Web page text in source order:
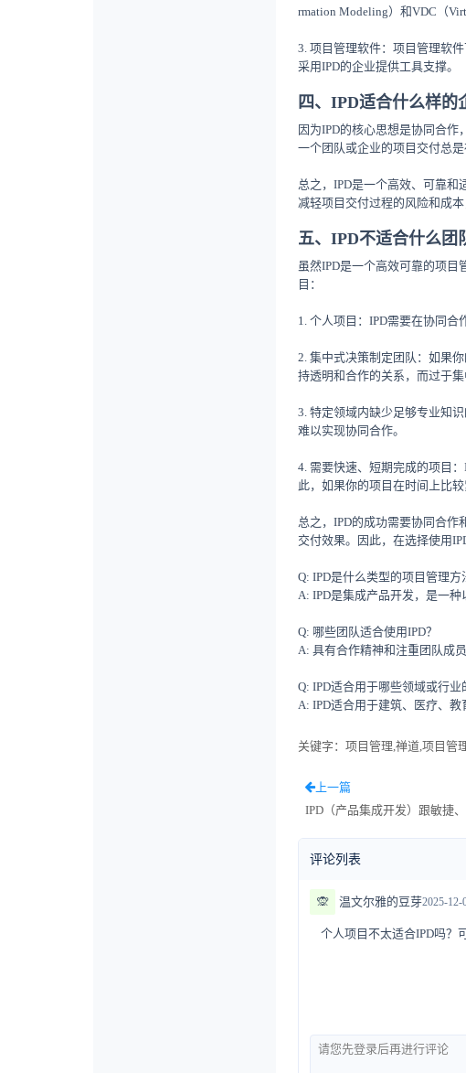
rmation Modeling）和VDC（
3. 项目管理软件：项目管理软
采用IPD的企业提供工具支撑。
四、IPD适合什么样的
因为IPD的核心思想是协同合
一个团队或企业的项目交付总
总之，IPD是一个高效、可靠和
减轻项目交付过程的风险和成
五、IPD不适合什么团
虽然IPD是一个高效可靠的项目
目：
1. 个人项目：IPD需要在协同合
2. 集中式决策制定团队：如果
持透明和合作的关系，而过于
3. 特定领域内缺少足够专业知
难以实现协同合作。
4. 需要快速、短期完成的项目
此，如果你的项目在时间上比
总之，IPD的成功需要协同合作
交付效果。因此，在选择使用
Q: IPD是什么类型的项目管理方
A: IPD是集成产品开发，是一种
Q: 哪些团队适合使用IPD？
A: 具有合作精神和注重团队成
Q: IPD适合用于哪些领域或行业
A: IPD适合用于建筑、医疗、教
关键字 ：项目管理,禅道,项目管
上一篇
IPD（产品集成开发）跟敏捷
评论列表
🙊 温文尔雅的豆芽2025-12-
个人项目不太适合IPD吗？